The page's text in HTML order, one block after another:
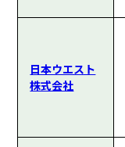
日本ウエスト
株式会社